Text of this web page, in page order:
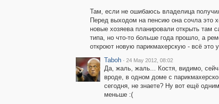
Там, если не ошибаюсь владелица
Перед выходом на пенсию она сочла это
новые хозяева планировали открыть там
типа, но что-то больше года прошло, а
откроют новую парикмахерскую - всё это
Taboh · 24 May 2012, 08:02
Да, жаль, жаль... Костя, видимо,
вроде, в одном доме с
сегодня, не знаете? Ну вот ещё
меньше :(